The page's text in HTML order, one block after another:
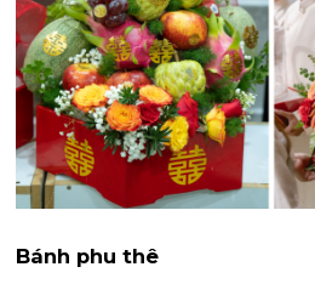
Bánh phu thê